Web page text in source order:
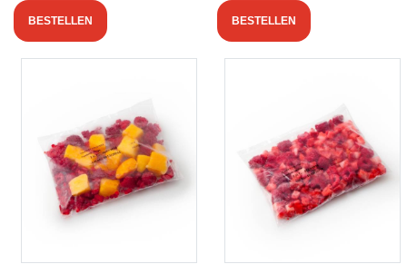
BESTELLEN BESTELLEN